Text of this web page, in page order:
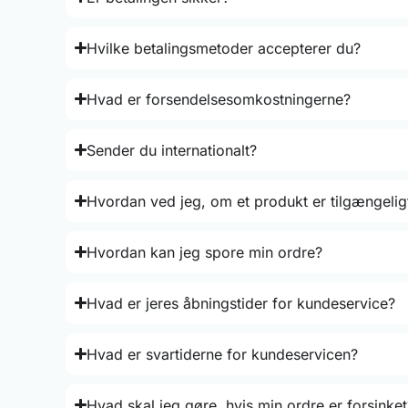
Hvilke betalingsmetoder accepterer du?
Hvad er forsendelsesomkostningerne?
Sender du internationalt?
Hvordan ved jeg, om et produkt er
Hvordan kan jeg spore min ordre?
Hvad er jeres åbningstider for kundeservice?
Hvad er svartiderne for kundeservicen?